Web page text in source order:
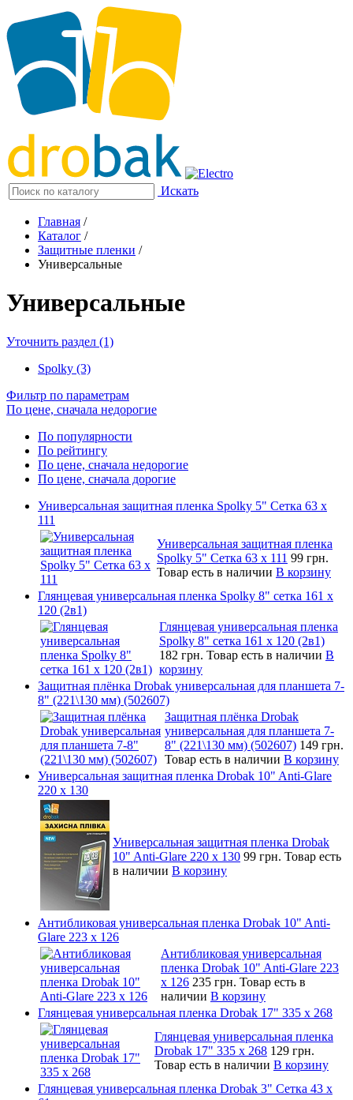
Искать
Главная /
Каталог /
Защитные пленки /
Универсальные
Универсальные
Уточнить раздел (1)
Spolky (3)
Фильтр по параметрам
По цене, сначала недорогие
По популярности
По рейтингу
По цене, сначала недорогие
По цене, сначала дорогие
Универсальная защитная пленка Spolky 5" Сетка 63 x
111
Универсальная защитная пленка
Spolky 5" Сетка 63 x 111 99 грн.
Товар есть в наличии В корзину
Глянцевая универсальная пленка Spolky 8" сетка 161 х
120 (2в1)
Глянцевая универсальная пленка
Spolky 8" сетка 161 х 120 (2в1)
182 грн. Товар есть в наличии В
корзину
Защитная плёнка Drobak универсальная для планшета 7-
8" (221\130 мм) (502607)
Защитная плёнка Drobak
универсальная для планшета 7-
8" (221\130 мм) (502607) 149 грн.
Товар есть в наличии В корзину
Универсальная защитная пленка Drobak 10" Anti-Glare
220 x 130
Универсальная защитная пленка Drobak
10" Anti-Glare 220 x 130 99 грн. Товар есть
в наличии В корзину
Антибликовая универсальная пленка Drobak 10" Anti-
Glare 223 x 126
Антибликовая универсальная
пленка Drobak 10" Anti-Glare 223
x 126 235 грн. Товар есть в
наличии В корзину
Глянцевая универсальная пленка Drobak 17" 335 х 268
Глянцевая универсальная пленка
Drobak 17" 335 х 268 129 грн.
Товар есть в наличии В корзину
Глянцевая универсальная пленка Drobak 3" Сетка 43 x